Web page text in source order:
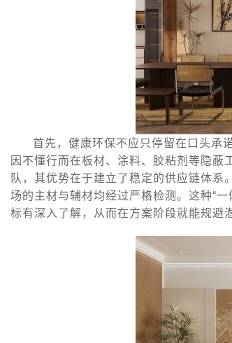
首先，健康环保不应只停留在口头承
因不懂行而在板材、涂料、胶粘剂等隐蔽
队，其优势在于建立了稳定的供应链体
场的主材与辅材均经过严格检测。这种“
标有深入了解，从而在方案阶段就能规避